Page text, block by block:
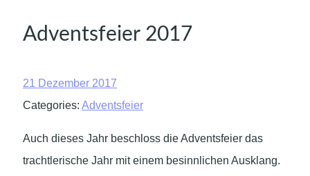
Adventsfeier 2017
21 Dezember 2017
Categories: Adventsfeier
Auch dieses Jahr beschloss die Adventsfeier das
trachtlerische Jahr mit einem besinnlichen Ausklang.